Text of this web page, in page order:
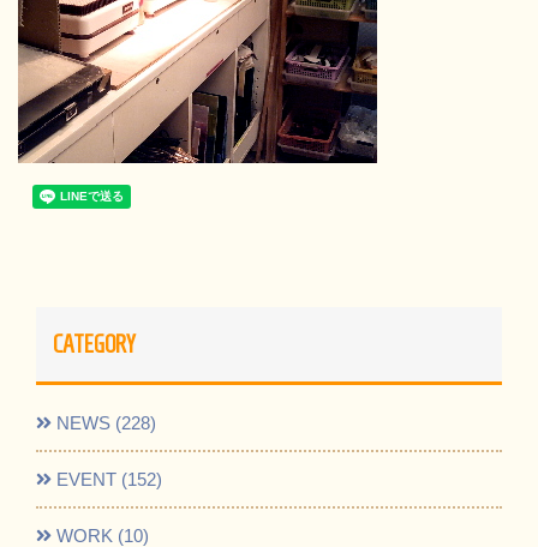
CATEGORY
NEWS (228)
EVENT (152)
WORK (10)